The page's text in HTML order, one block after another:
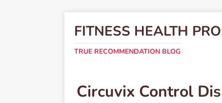
FITNESS HEALTH
TRUE RECOMMENDATION BLOG
Circuvix Control